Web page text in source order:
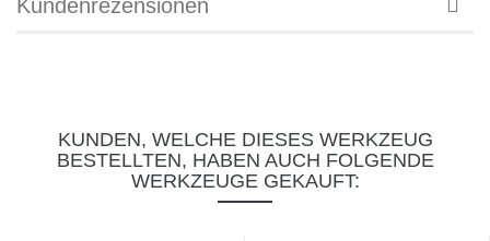
Kundenrezensionen
KUNDEN, WELCHE DIESES WERKZEUG
BESTELLTEN, HABEN AUCH FOLGENDE
WERKZEUGE GEKAUFT: